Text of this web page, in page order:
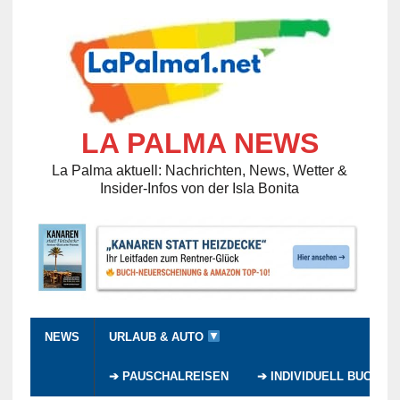
LA PALMA NEWS
La Palma aktuell: Nachrichten, News, Wetter &
Insider-Infos von der Isla Bonita
NEWS URLAUB & AUTO
➔ PAUSCHALREISEN ➔ INDIVIDUELL BUCHEN